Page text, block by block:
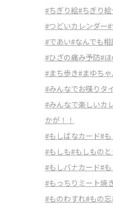
#ちぎり絵#ちぎり絵
#つどいカレンダー
#であい#なんでも相
#ひざの痛み予防#
#まち歩き#まゆちゃ
#みんなでお喋りタ
#みんなで楽しいカ
かが！！
#もしばなカード#
#もしも#もしもの
#もしバナカード#
#もっちりミート焼
#ものわすれ#もの